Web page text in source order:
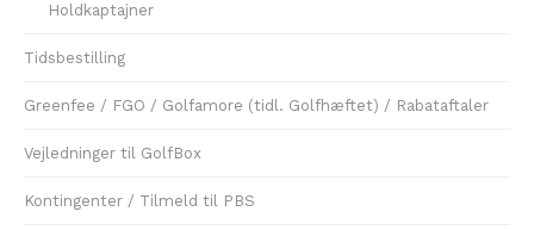
Holdkaptajner
Tidsbestilling
Greenfee / FGO / Golfamore (tidl. Golfhæftet) / Rabataftaler
Vejledninger til GolfBox
Kontingenter / Tilmeld til PBS